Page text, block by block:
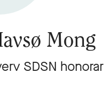
Mong
SDSN honorar